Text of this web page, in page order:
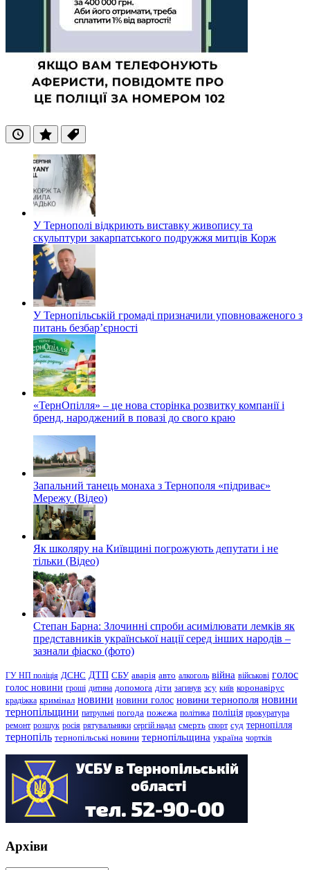
ОстанніПопулярні
Теги
У Тернополі відкриють виставку живопису та
скульптури закарпатського подружжя митців Корж
У Тернопільській громаді призначили уповноваженого з
питань безбар’єрності
«ТернОпілля» – це нова сторінка розвитку компанії і
бренд, народжений в повазі до свого краю
Запальний танець монаха з Тернополя «підриває»
Мережу (Відео)
Як школяру на Київщині погрожують депутати і не
тільки (Відео)
Степан Барна: Злочинні спроби асимілювати лемків як
представників української нації серед інших народів –
зазнали фіаско (фото)
ГУ НП поліція ДСНС ДТП СБУ аварія авто алкоголь війна військові голос
голос новини гроші дитина допомога діти загинув зсу київ коронавірус
крадіжка кримінал новини новини голос новини тернополя новини
тернопільщини патрульні погода пожежа політика поліція прокуратура
ремонт розшук росія рятувальники сергій надал смерть спорт суд тернопілля
тернопіль тернопільські новини тернопільщина україна чортків
Архіви